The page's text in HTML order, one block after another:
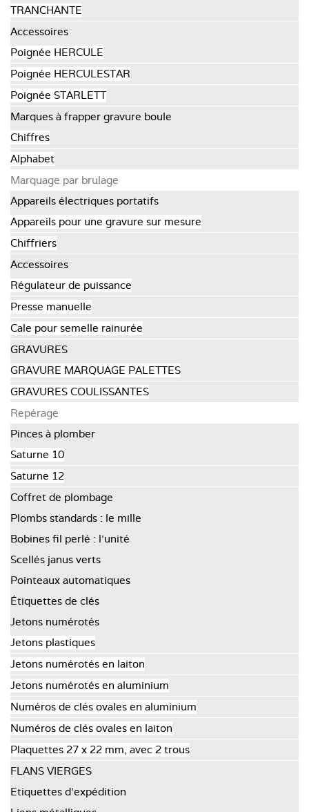
TRANCHANTE
Accessoires
Poignée HERCULE
Poignée HERCULESTAR
Poignée STARLETT
Marques à frapper gravure boule
Chiffres
Alphabet
Marquage par brulage
Appareils électriques portatifs
Appareils pour une gravure sur mesure
Chiffriers
Accessoires
Régulateur de puissance
Presse manuelle
Cale pour semelle rainurée
GRAVURES
GRAVURE MARQUAGE PALETTES
GRAVURES COULISSANTES
Repérage
Pinces à plomber
Saturne 10
Saturne 12
Coffret de plombage
Plombs standards : le mille
Bobines fil perlé : l’unité
Scellés janus verts
Pointeaux automatiques
Étiquettes de clés
Jetons numérotés
Jetons plastiques
Jetons numérotés en laiton
Jetons numérotés en aluminium
Numéros de clés ovales en aluminium
Numéros de clés ovales en laiton
Plaquettes 27 x 22 mm, avec 2 trous
FLANS VIERGES
Etiquettes d'expédition